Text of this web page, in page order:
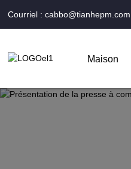
Courriel : cabbo@tianhepm.com
Maison